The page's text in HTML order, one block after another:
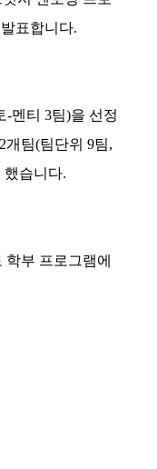
표합니다.
-멘티 3팀)을 선정
개팀(팀단위 9팀,
했습니다.
부 프로그램에